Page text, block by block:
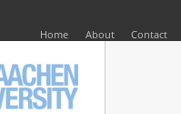
Home About Contact